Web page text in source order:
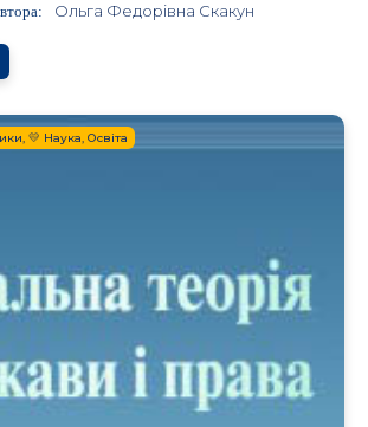
Ольга Федорівна Скакун
💛 Наука, Освіта